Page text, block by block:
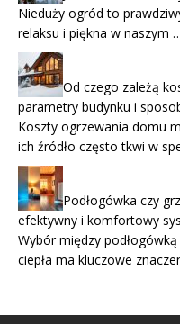
Nieduży ogród to
relaksu i piękna w naszym
Od czego zależą
parametry budynku i
Koszty ogrzewania domu
ich źródło często tkwi w
Podłogówka czy
efektywny i komfortowy
Wybór między
ciepła ma kluczowe